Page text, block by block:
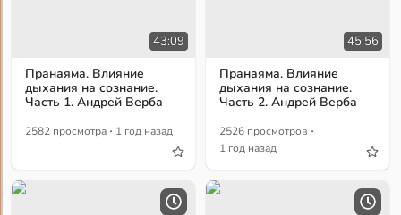
43:09
Пранаяма. Влияние
дыхания на сознание.
Часть 1. Андрей Верба
2582 просмотра · 1 год назад
45:56
Пранаяма. Влияние
дыхания на сознание.
Часть 2. Андрей Верба
2526 просмотров ·
1 год назад